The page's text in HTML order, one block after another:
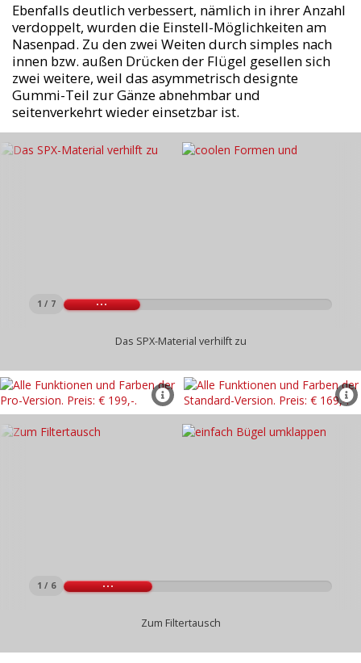
Ebenfalls deutlich verbessert, nämlich in ihrer Anzahl
verdoppelt, wurden die Einstell-Möglichkeiten am
Nasenpad. Zu den zwei Weiten durch simples nach
innen bzw. außen Drücken der Flügel gesellen sich
zwei weitere, weil das asymmetrisch designte
Gummi-Teil zur Gänze abnehmbar und
seitenverkehrt wieder einsetzbar ist.
1 / 7
Das SPX-Material verhilft zu
1 / 6
Zum Filtertausch